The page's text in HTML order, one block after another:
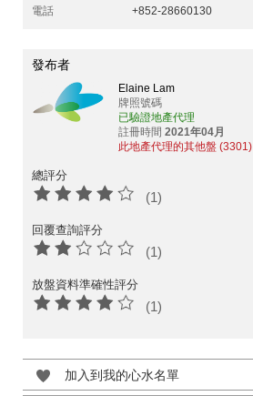
電話
+852-28660130
發布者
Elaine Lam
牌照號碼
已驗證地產代理
註冊時間 2021年04月
此地產代理的其他盤 (3301)
總評分
(1)
回覆查詢評分
(1)
放盤資料準確性評分
(1)
加入到我的心水名單